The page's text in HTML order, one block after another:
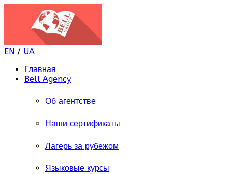
EN / UA
Главная
Bell Agency
Об агентстве
Наши сертификаты
Лагерь за рубежом
Языковые курсы